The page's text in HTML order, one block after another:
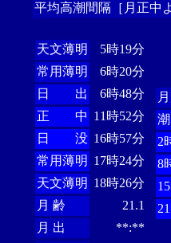
平均高潮間隔［月正中
天文薄明
5時19分
常用薄明
6時20分
日 出
6時48分
正 中 11時52分
日 没 16時57分
常用薄明 17時24分
天文薄明 18時26分
月 齢
21.1
月 出
**:**
2
8